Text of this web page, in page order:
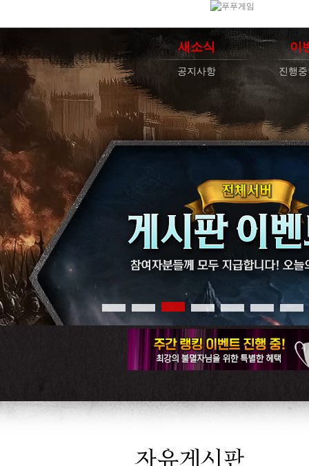
새소식
공지사항
이
진행